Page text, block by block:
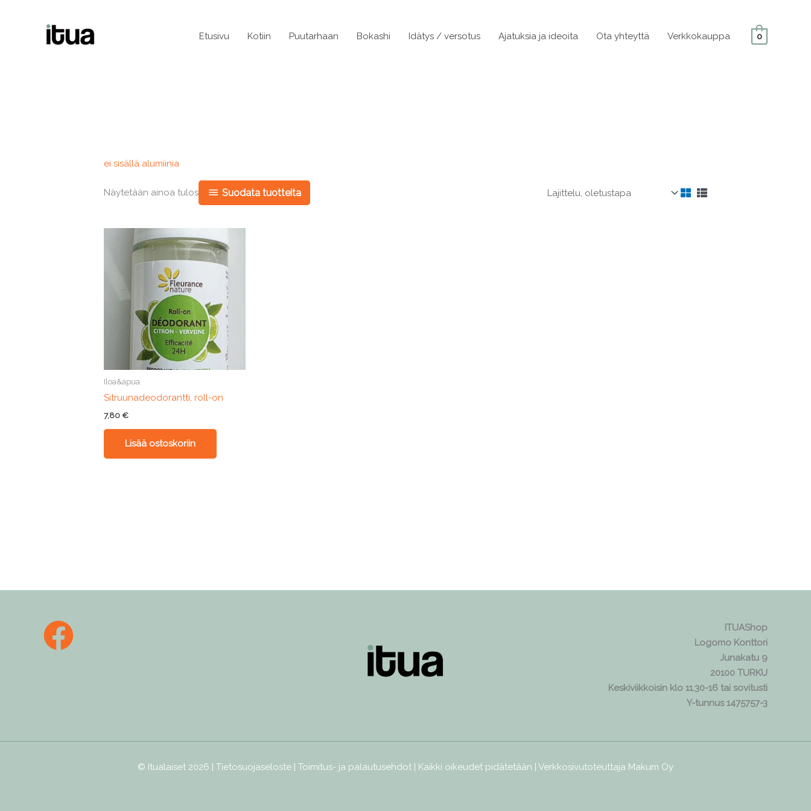
Etusivu
Kotiin Puutarhaan Bokashi Idätys / versotus Ajatuksia ja ideoita Ota yhteyttä Verkkokauppa 0
ei sisällä alumiinia
Näytetään ainoa tulos Suodata tuotteita
Iloa&apua
Sitruunadeodorantti, roll-on
7,80€
Lisää ostoskoriin
ITUAShop
Logomo Konttori
Junakatu 9
20100 TURKU
Keskiviikkoisin klo 11.30-16 tai sovitusti
Y-tunnus 1475757-3
© Itualaiset 2026 | Tietosuojaseloste | Toimitus- ja palautusehdot | Kaikki oikeudet pidätetään | Verkkosivutoteuttaja Makum Oy